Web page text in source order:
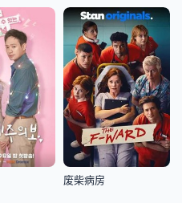
废柴病房